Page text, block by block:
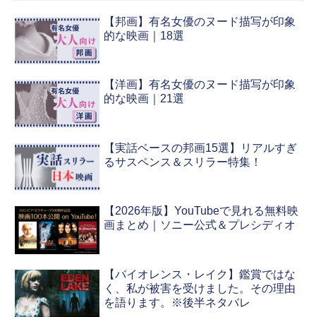
【邦画】有名女優のヌード描写が印象
的な映画｜18選
【洋画】有名女優のヌード描写が印象
的な映画｜21選
【実話ベースの邦画15選】リアルすぎ
るサスペンス＆スリラー特集！
【2026年版】YouTubeで見れる無料映
画まとめ｜ソニー公式＆プレシディオ
【バイオレンス・レイク】鑑賞ではな
く、私が被害を受けました。その理由
を語ります。※後半ネタバレ